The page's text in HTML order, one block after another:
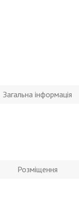
Загальна інформація
Розміщення